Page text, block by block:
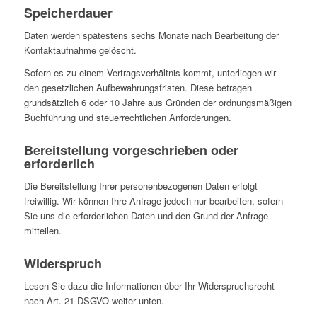
Speicherdauer
Daten werden spätestens sechs Monate nach Bearbeitung der
Kontaktaufnahme gelöscht.
Sofern es zu einem Vertragsverhältnis kommt, unterliegen wir
den gesetzlichen Aufbewahrungsfristen. Diese betragen
grundsätzlich 6 oder 10 Jahre aus Gründen der ordnungsmäßigen
Buchführung und steuerrechtlichen Anforderungen.
Bereitstellung vorgeschrieben oder
erforderlich
Die Bereitstellung Ihrer personenbezogenen Daten erfolgt
freiwillig. Wir können Ihre Anfrage jedoch nur bearbeiten, sofern
Sie uns die erforderlichen Daten und den Grund der Anfrage
mitteilen.
Widerspruch
Lesen Sie dazu die Informationen über Ihr Widerspruchsrecht
nach Art. 21 DSGVO weiter unten.